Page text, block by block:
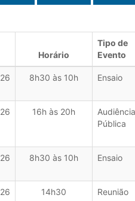
Horário
Tipo de
Evento
8h30 às 10h Ensaio
16h às 20h
Audiência
Pública
8h30 às 10h Ensaio
14h30 Reunião